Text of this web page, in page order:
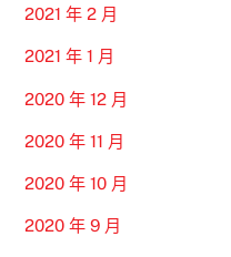
2021 年 2 月
2021 年 1 月
2020 年 12 月
2020 年 11 月
2020 年 10 月
2020 年 9 月